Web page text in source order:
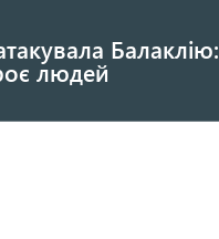
Балаклію:
людей